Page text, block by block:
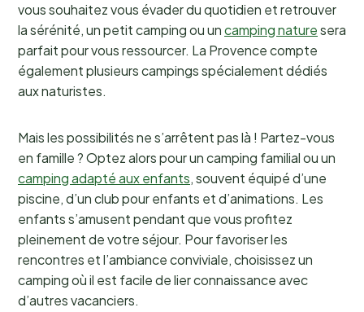
vous souhaitez vous évader du quotidien et retrouver
la sérénité, un petit camping ou uncamping naturesera
parfait pour vous ressourcer. La Provence compte
également plusieurs campings spécialement dédiés
aux naturistes.
Mais les possibilités ne s’arrêtent pas là ! Partez-vous
en famille ? Optez alors pour un camping familial ou un
camping adapté aux enfants, souvent équipé d’une
piscine, d’un club pour enfants et d’animations. Les
enfants s’amusent pendant que vous profitez
pleinement de votre séjour. Pour favoriser les
rencontres et l’ambiance conviviale, choisissez un
camping où il est facile de lier connaissance avec
d’autres vacanciers.